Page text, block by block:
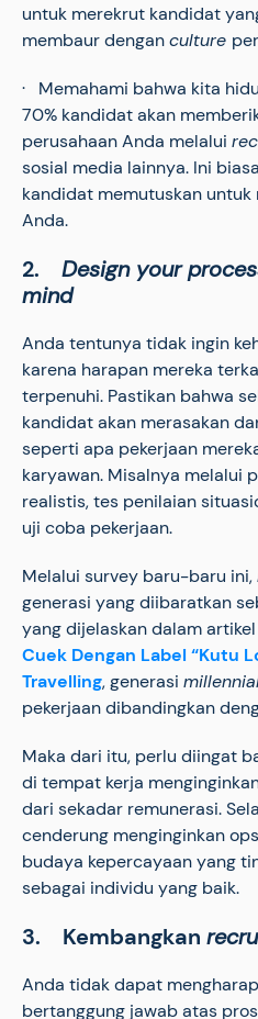
untuk merekrut kandidat
membaur denganculture
· Memahami bahwa kita
70% kandidat akan
perusahaan Anda melalui
sosial media lainnya. Ini
kandidat memutuskan
Anda.
2. Design your
mind
Anda tentunya tidak ingin
karena harapan mereka
terpenuhi. Pastikan bahwa
kandidat akan merasakan
seperti apa pekerjaan
karyawan. Misalnya melalui
realistis, tes penilaian
uji coba pekerjaan.
Melalui survey baru-baru ini,
generasi yang diibaratkan
yang dijelaskan dalam artikel
Cuek Dengan Label “Kutu
Travelling, generasi
pekerjaan dibandingkan
Maka dari itu, perlu diingat
di tempat kerja
dari sekadar remunerasi.
cenderung menginginkan
budaya kepercayaan yang
sebagai individu yang baik.
3. Kembangkan
Anda tidak dapat
bertanggung jawab atas